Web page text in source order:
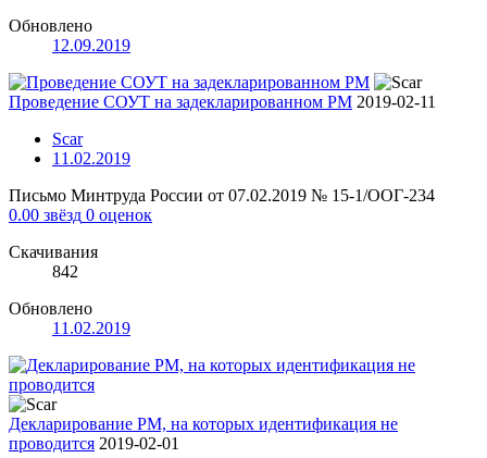
Обновлено
12.09.2019
Проведение СОУТ на задекларированном РМ 2019-02-11
Scar
11.02.2019
Письмо Минтруда России от 07.02.2019 № 15-1/ООГ-234
0.00 звёзд 0 оценок
Скачивания
842
Обновлено
11.02.2019
Декларирование РМ, на которых идентификация не
проводится 2019-02-01